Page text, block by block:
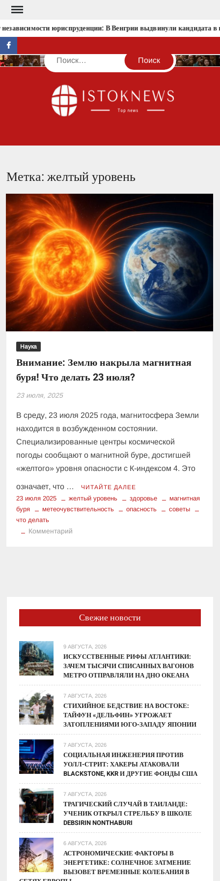
Перейти
содержимомуюриспруденции: В Венгрии выдвинули кандидата в
facebook
Поиск
Метка:желтый уровень
Наука
Внимание: Землю накрыла магнитная
буря! Что делать 23 июля?
23 июля, 2025
В среду, 23 июля 2025 года, магнитосфера Земли
находится в возбужденном состоянии.
Специализированные центры космической
погоды сообщают о магнитной буре, достигшей
«желтого» уровня опасности с К-индексом 4. Это
означает, что … ЧИТАЙТЕ ДАЛЕЕ
23 июля 2025 желтый уровень здоровье
магнитная
буря
метеочувствительность опасность
советы
что делать
Комментарий
делать
23Свежие новости
9 АВГУСТА, 2026
ИСКУССТВЕННЫЕ РИФЫ АТЛАНТИКИ:
ЗАЧЕМ ТЫСЯЧИ СПИСАННЫХ ВАГОНОВ
МЕТРО ОТПРАВЛЯЛИ НА ДНО ОКЕАНА
7 АВГУСТА, 2026
СТИХИЙНОЕ БЕДСТВИЕ НА ВОСТОКЕ:
ТАЙФУН «ДЕЛЬФИН» УГРОЖАЕТ
ЗАТОПЛЕНИЯМИ ЮГО-ЗАПАДУ ЯПОНИИ
7 АВГУСТА, 2026
СОЦИАЛЬНАЯ ИНЖЕНЕРИЯ ПРОТИВ
УОЛЛ-СТРИТ: ХАКЕРЫ АТАКОВАЛИ
BLACKSTONE, KKR И ДРУГИЕ ФОНДЫ США
7 АВГУСТА, 2026
ТРАГИЧЕСКИЙ СЛУЧАЙ В ТАИЛАНДЕ:
УЧЕНИК ОТКРЫЛ СТРЕЛЬБУ В ШКОЛЕ
DEBSIRIN NONTHABURI
6 АВГУСТА, 2026
АСТРОНОМИЧЕСКИЕ ФАКТОРЫ В
ЭНЕРГЕТИКЕ: СОЛНЕЧНОЕ ЗАТМЕНИЕ
ВЫЗОВЕТ ВРЕМЕННЫЕ КОЛЕБАНИЯ В